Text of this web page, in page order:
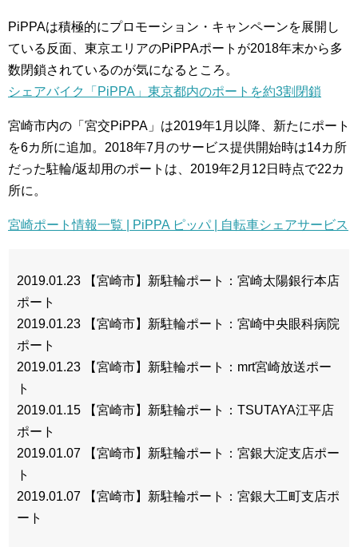
PiPPAは積極的にプロモーション・キャンペーンを展開し
ている反面、東京エリアのPiPPAポートが2018年末から多
数閉鎖されているのが気になるところ。
シェアバイク「PiPPA」東京都内のポートを約3割閉鎖
宮崎市内の「宮交PiPPA」は2019年1月以降、新たにポート
を6カ所に追加。2018年7月のサービス提供開始時は14カ所
だった駐輪/返却用のポートは、2019年2月12日時点で22カ
所に。
宮崎ポート情報一覧 | PiPPA ピッパ | 自転車シェアサービス
2019.01.23 【宮崎市】新駐輪ポート：宮崎太陽銀行本店
ポート
2019.01.23 【宮崎市】新駐輪ポート：宮崎中央眼科病院
ポート
2019.01.23 【宮崎市】新駐輪ポート：mrt宮崎放送ポー
ト
2019.01.15 【宮崎市】新駐輪ポート：TSUTAYA江平店
ポート
2019.01.07 【宮崎市】新駐輪ポート：宮銀大淀支店ポー
ト
2019.01.07 【宮崎市】新駐輪ポート：宮銀大工町支店ポ
ート